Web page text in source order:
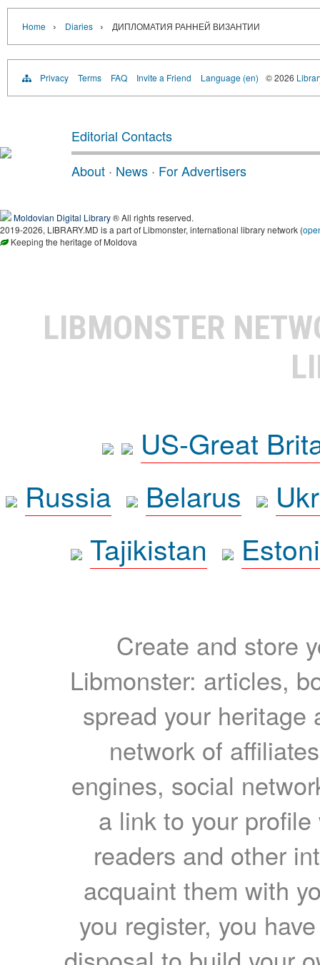
Home › Diaries › ДИПЛОМАТИЯ РАННЕЙ ВИЗАНТИИ
Privacy Terms FAQ Invite a Friend Language (en) © 2026
Editorial Contacts
About · News · For Advertisers
Moldovian Digital Library® All rights reserved.
2019-2026, LIBRARY.MD is a part of Libmonster, international library network (
Keeping the heritage of Moldova
LIBMONSTER
US-Great
Russia
Belarus
Tajikistan
Create and store
Libmonster: articles,
spread your heritage
network of
engines, social
a link to your
readers and other
acquaint them with
you register, you